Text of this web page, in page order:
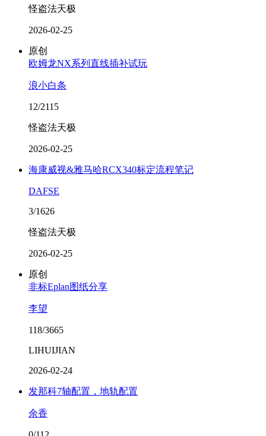
怪盗法天极
2026-02-25
原创
欧姆龙NX系列直线插补试玩
浪小白条
12/2115
怪盗法天极
2026-02-25
海康威视&雅马哈RCX340标定流程笔记
DAFSE
3/1626
怪盗法天极
2026-02-25
原创
非标Eplan图纸分享
李望
118/3665
LIHUIJIAN
2026-02-24
发那科7轴配置，地轨配置
余香